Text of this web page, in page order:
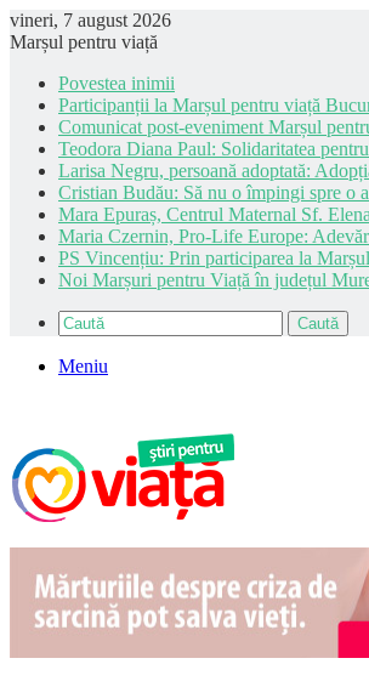
vineri, 7 august 2026
Marșul pentru viață
Povestea inimii
Participanții la Marșul pentru viață
Comunicat post-eveniment Marșul
Teodora Diana Paul: Solidaritatea
Larisa Negru, persoană adoptată:
Cristian Budău: Să nu o împingi spre o
Mara Epuraș, Centrul Maternal Sf.
Maria Czernin, Pro-Life Europe:
PS Vincențiu: Prin participarea la
Noi Marșuri pentru Viață în județul
Caută
Meniu